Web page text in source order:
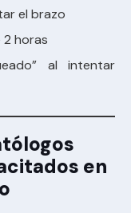
el brazo
2 horas
al intentar
en